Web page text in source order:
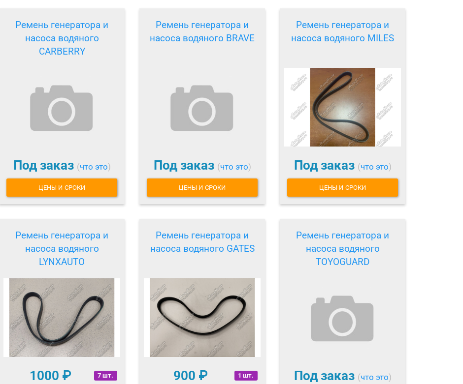
Ремень генератора и
насоса водяного
CARBERRY
Под заказ (что это)
ЦЕНЫ И СРОКИ
Ремень генератора и
насоса водяного BRAVE
Под заказ (что это)
ЦЕНЫ И СРОКИ
Ремень генератора и
насоса водяного MILES
Под заказ (что это)
ЦЕНЫ И СРОКИ
Ремень генератора и
насоса водяного
LYNXAUTO
7 шт.
1000 ₽
Ремень генератора и
насоса водяного GATES
1 шт.
900 ₽
Ремень генератора и
насоса водяного
TOYOGUARD
Под заказ (что это)